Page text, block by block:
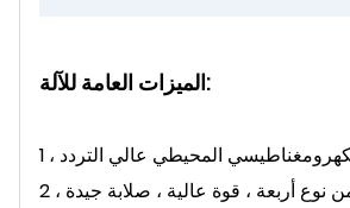
الميزات العامة للآلة: